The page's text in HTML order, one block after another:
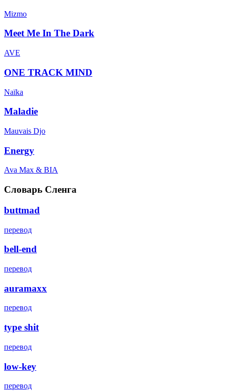
Mizmo
Meet Me In The Dark
AVE
ONE TRACK MIND
Naïka
Maladie
Mauvais Djo
Energy
Ava Max & BIA
Словарь Сленга
buttmad
перевод
bell-end
перевод
auramaxx
перевод
type shit
перевод
low-key
перевод